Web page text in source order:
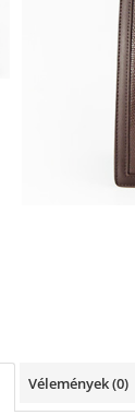
Vélemények(0)